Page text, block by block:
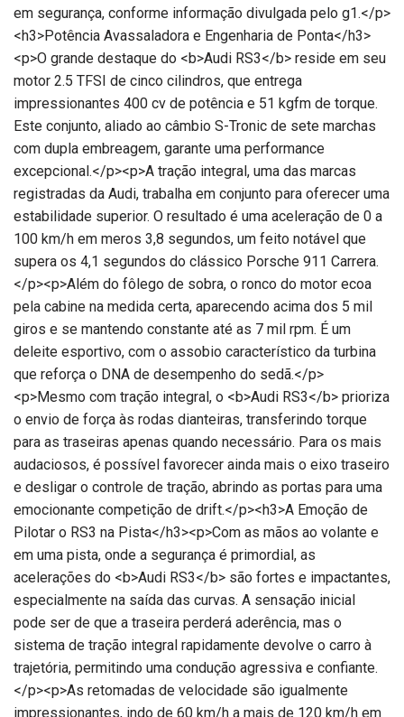
em segurança, conforme informação divulgada pelo g1.</p>
<h3>Potência Avassaladora e Engenharia de Ponta</h3>
<p>O grande destaque do <b>Audi RS3</b> reside em seu
motor 2.5 TFSI de cinco cilindros, que entrega
impressionantes 400 cv de potência e 51 kgfm de torque.
Este conjunto, aliado ao câmbio S-Tronic de sete marchas
com dupla embreagem, garante uma performance
excepcional.</p><p>A tração integral, uma das marcas
registradas da Audi, trabalha em conjunto para oferecer uma
estabilidade superior. O resultado é uma aceleração de 0 a
100 km/h em meros 3,8 segundos, um feito notável que
supera os 4,1 segundos do clássico Porsche 911 Carrera.
</p><p>Além do fôlego de sobra, o ronco do motor ecoa
pela cabine na medida certa, aparecendo acima dos 5 mil
giros e se mantendo constante até as 7 mil rpm. É um
deleite esportivo, com o assobio característico da turbina
que reforça o DNA de desempenho do sedã.</p>
<p>Mesmo com tração integral, o <b>Audi RS3</b> prioriza
o envio de força às rodas dianteiras, transferindo torque
para as traseiras apenas quando necessário. Para os mais
audaciosos, é possível favorecer ainda mais o eixo traseiro
e desligar o controle de tração, abrindo as portas para uma
emocionante competição de drift.</p><h3>A Emoção de
Pilotar o RS3 na Pista</h3><p>Com as mãos ao volante e
em uma pista, onde a segurança é primordial, as
acelerações do <b>Audi RS3</b> são fortes e impactantes,
especialmente na saída das curvas. A sensação inicial
pode ser de que a traseira perderá aderência, mas o
sistema de tração integral rapidamente devolve o carro à
trajetória, permitindo uma condução agressiva e confiante.
</p><p>As retomadas de velocidade são igualmente
impressionantes, indo de 60 km/h a mais de 120 km/h em